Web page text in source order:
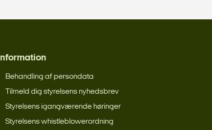
Information
Behandling af persondata
Tilmeld dig styrelsens nyhedsbrev
Styrelsens igangværende høringer
Styrelsens whistleblowerordning